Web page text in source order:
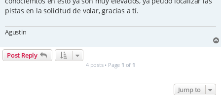
pistas en la solicitud de volar, gracias a tí.
Agustin
Post Reply
4 posts • Page 1 of 1
Jump to